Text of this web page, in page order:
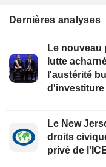
Dernières analyses
Le nouveau
lutte
l'austérité
d'investiture
Le New
droits
privé de